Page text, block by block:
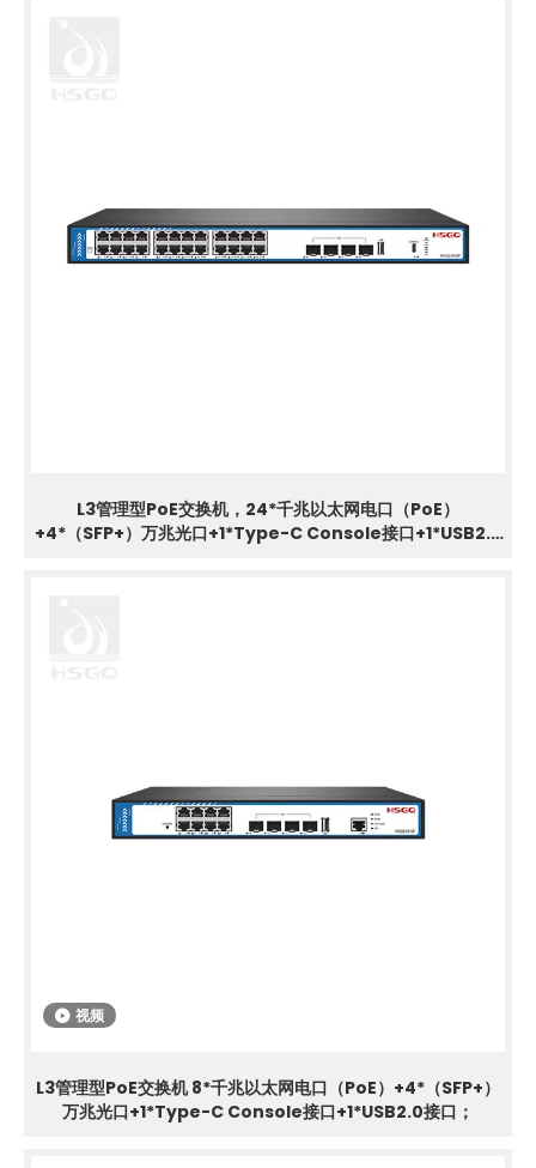
L3管理型PoE交换机，24*千兆以太网电口（PoE）
+4*（SFP+）万兆光口+1*Type-C Console接口+1*USB2.0
视频
L3管理型PoE交换机 8*千兆以太网电口（PoE）+4*（SFP+）
万兆光口+1*Type-C Console接口+1*USB2.0接口；